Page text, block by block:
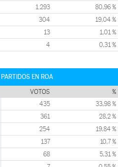
1.293 80,96 %
304 19,04 %
13 1,01 %
4 0,31 %
EN ROA
VOTOS %
435 33,98 %
361 28,2 %
254 19,84 %
137 10,7 %
68 5,31 %